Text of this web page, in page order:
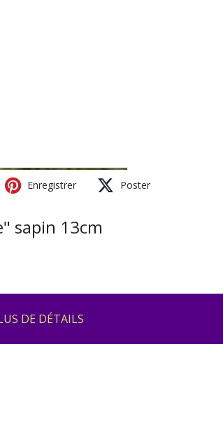
Enregistrer Poster
sapin 13cm
DE DÉTAILS